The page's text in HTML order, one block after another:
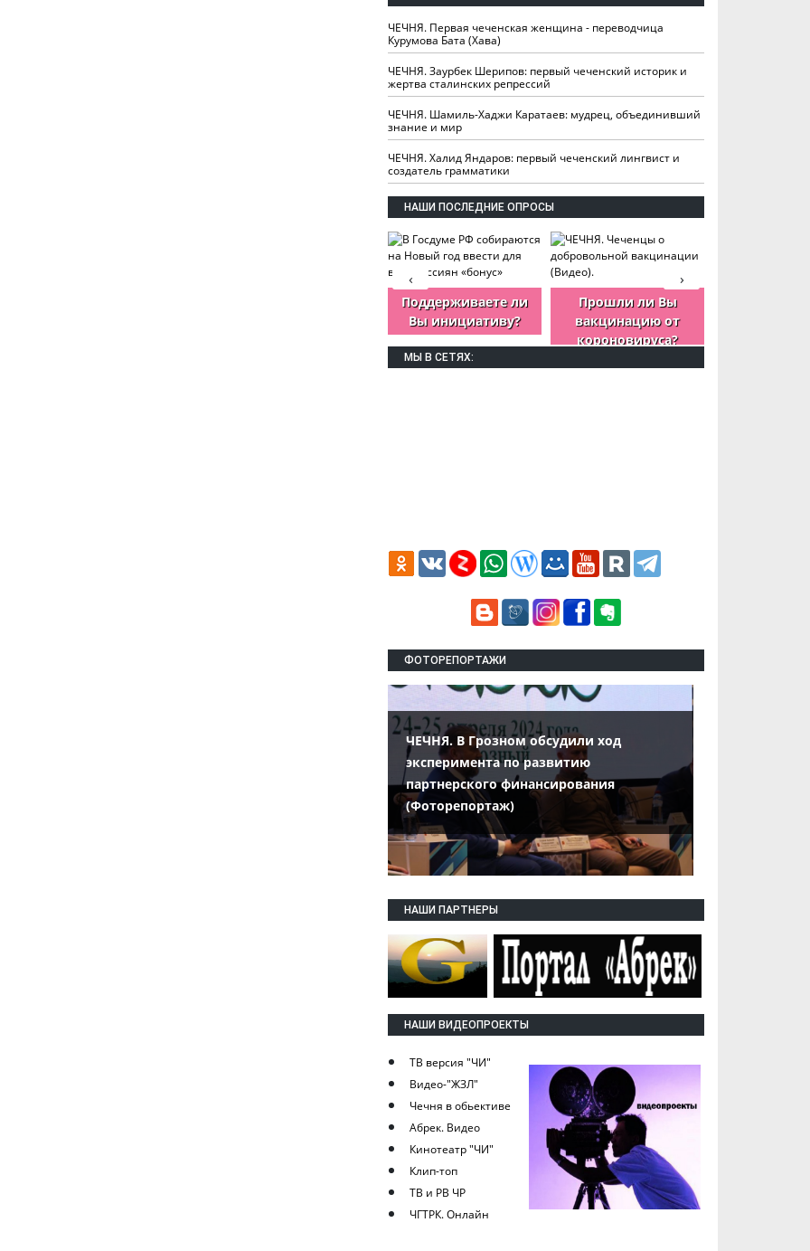
ЧЕЧНЯ. Первая чеченская женщина - переводчица
Курумова Бата (Хава)
ЧЕЧНЯ. Заурбек Шерипов: первый чеченский историк и
жертва сталинских репрессий
ЧЕЧНЯ. Шамиль-Хаджи Каратаев: мудрец, объединивший
знание и мир
ЧЕЧНЯ. Халид Яндаров: первый чеченский лингвист и
создатель грамматики
НАШИ ПОСЛЕДНИЕ ОПРОСЫ
Поддерживаете ли
Вы инициативу?
Прошли ли Вы
вакцинацию от
короновируса?
›
‹
МЫ В СЕТЯХ:
ФОТОРЕПОРТАЖИ
ЧЕЧНЯ. В Грозном обсудили ход
эксперимента по развитию
партнерского финансирования
(Фоторепортаж)
НАШИ ПАРТНЕРЫ
НАШИ ВИДЕОПРОЕКТЫ
ТВ версия "ЧИ"
Видео-"ЖЗЛ"
Чечня в обьективе
Абрек. Видео
Кинотеатр "ЧИ"
Клип-топ
ТВ и РВ ЧР
ЧГТРК. Онлайн